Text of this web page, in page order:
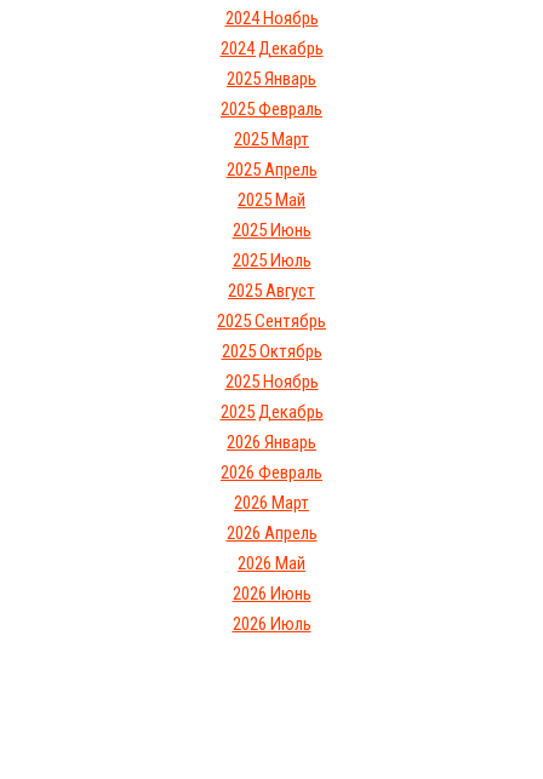
2024 Ноябрь
2024 Декабрь
2025 Январь
2025 Февраль
2025 Март
2025 Апрель
2025 Май
2025 Июнь
2025 Июль
2025 Август
2025 Сентябрь
2025 Октябрь
2025 Ноябрь
2025 Декабрь
2026 Январь
2026 Февраль
2026 Март
2026 Апрель
2026 Май
2026 Июнь
2026 Июль